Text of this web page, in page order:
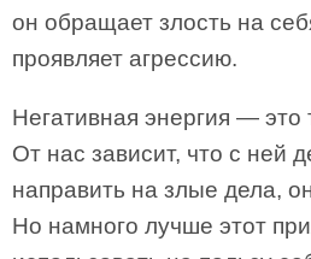
он обращает злость на
проявляет агрессию.
Негативная энергия — это
От нас зависит, что с ней
направить на злые дела,
Но намного лучше этот